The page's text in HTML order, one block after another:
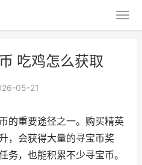
吃鸡怎么获取
05-21
的重要途径之一。购买精英
，会获得大量的寻宝币奖
务，也能积累不少寻宝币。